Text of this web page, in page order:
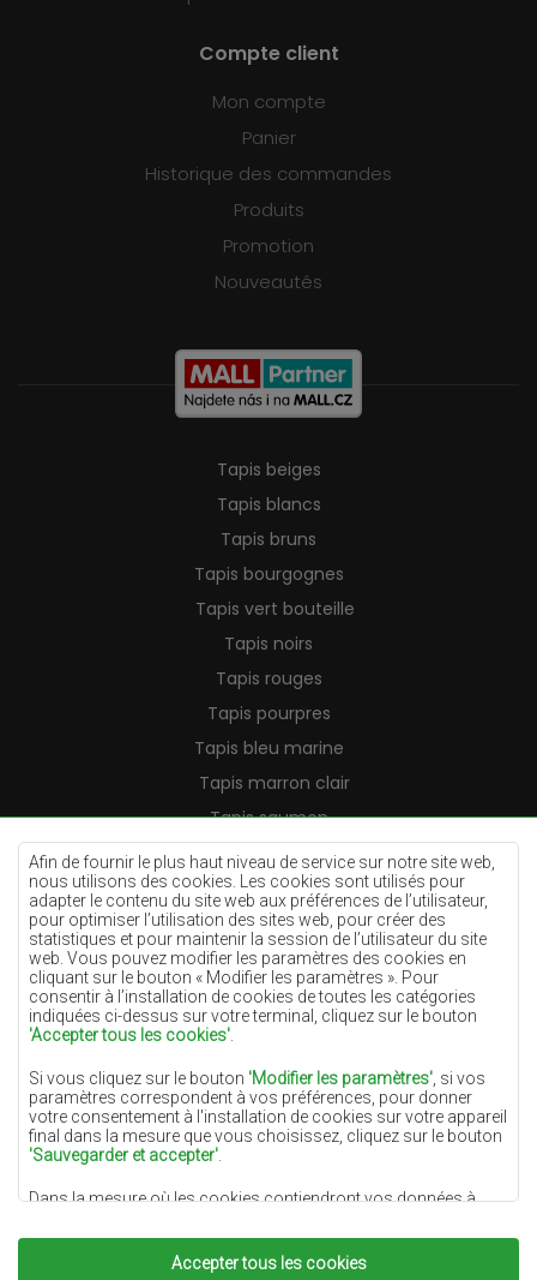
Afin de fournir le plus haut niveau de service sur notre site web,
nous utilisons des cookies. Les cookies sont utilisés pour
adapter le contenu du site web aux préférences de l’utilisateur,
pour optimiser l’utilisation des sites web, pour créer des
statistiques et pour maintenir la session de l’utilisateur du site
web. Vous pouvez modifier les paramètres des cookies en
cliquant sur le bouton « Modifier les paramètres ». Pour
consentir à l’installation de cookies de toutes les catégories
indiquées ci-dessus sur votre terminal, cliquez sur le bouton
'Accepter tous les cookies'
Si vous cliquez sur le bouton 'Modifier les paramètres' , si vos
paramètres correspondent à vos préférences, pour donner
votre consentement à l'installation de cookies sur votre appareil
final dans la mesure que vous choisissez, cliquez sur le bouton
'Sauvegarder et accepter'
Dans la mesure où les cookies contiendront vos données à
du responsable du traitement des données (DYWANYCHEMEX)
ou de tiers sous la forme de la fourniture de services de haute
qualité sur notre site Web et des activités de marketing du
Accepter tous les cookies
Compte client
Mon compte
Panier
Historique des commandes
Produits
Promotion
Nouveautés
Tapis beiges
Tapis blancs
Tapis bruns
Tapis bourgognes
Tapis vert bouteille
Tapis noirs
Tapis rouges
Tapis pourpres
Tapis bleu marine
Tapis marron clair
Tapis saumon
Tapis crème
Tapis lilas
Tapis jaunes
Tapis menthe
Tapis bleus
Tapis oranges
Tapis gris
Tapis terre cuite
Tapis dorés